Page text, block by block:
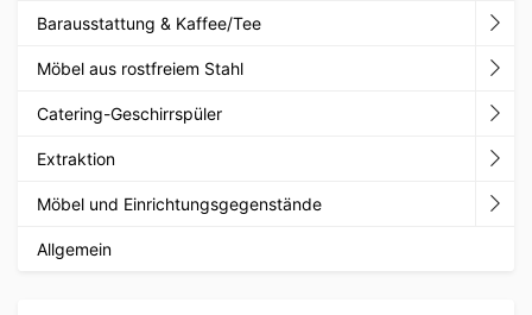
Barausstattung & Kaffee/Tee
Möbel aus rostfreiem Stahl
Catering-Geschirrspüler
Extraktion
Möbel und Einrichtungsgegenstände
Allgemein